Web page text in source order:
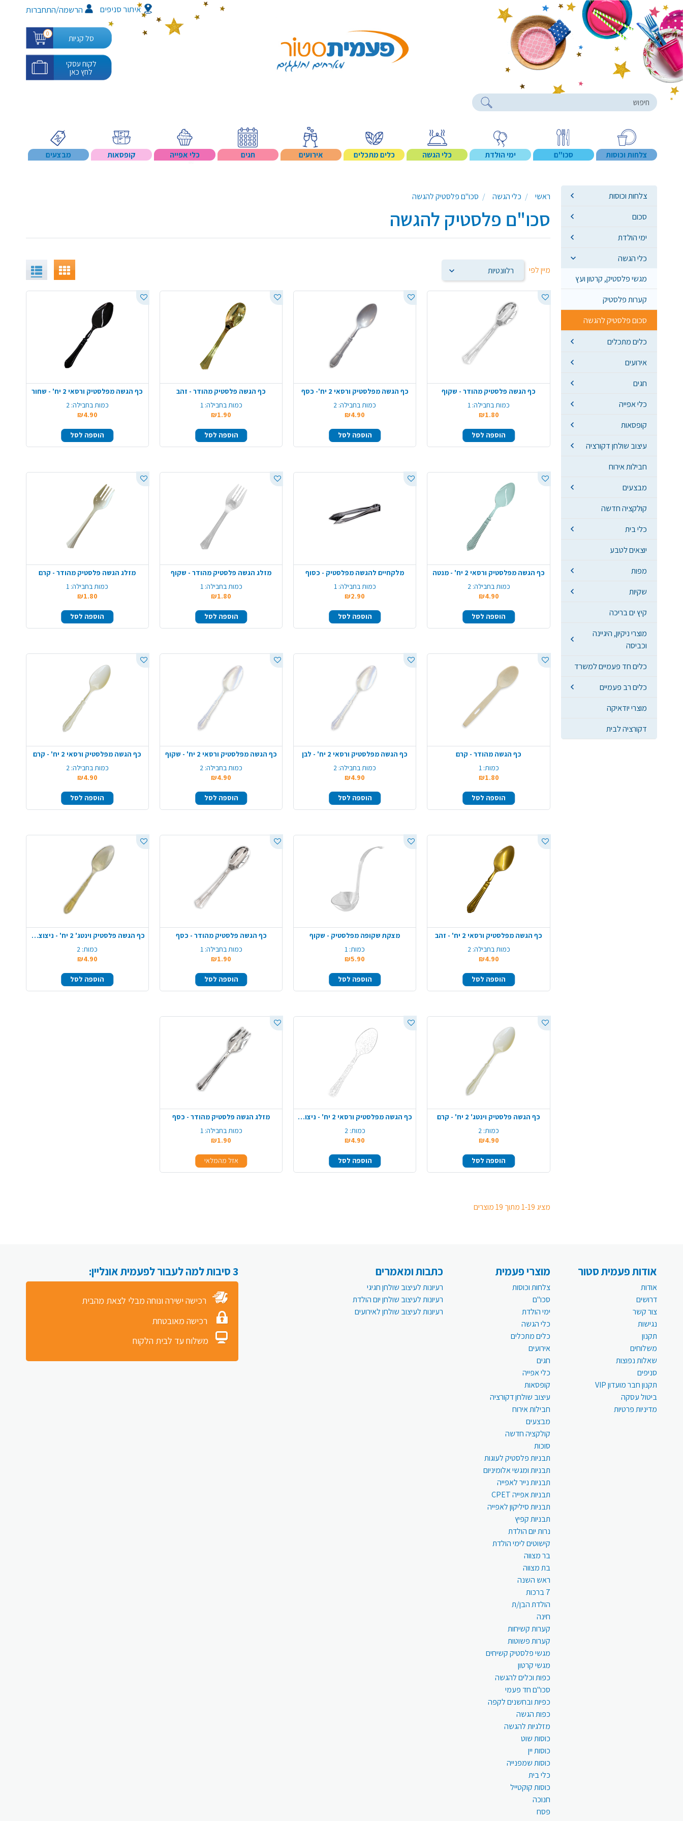
איתור סניפים הרשמה/התחברות
סל קניות 0
לקוח עסקי
לחץ כאן
Search products
צלחות וכוסות סכו"ם ימי הולדת כלי הגשה כלים מתכלים אירועים חגים כלי אפייה קופסאות מבצעים
צלחות וכוסות
סכום
ימי הולדת
כלי הגשה
מגשי פלסטיק, קרטון ועץ
קערות פלסטיק
סכום פלסטיק להגשה
כלים מתכלים
אירועים
חגים
כלי אפייה
קופסאות
עיצוב שולחן דקורציה
חבילות אירוח
מבצעים
קולקציה חדשה
כלי בית
יוצאים לטבע
מפות
שקיות
קיץ ים בריכה
מוצרי ניקיון, היגיינה
וכביסה
כלים חד פעמיים למשרד
כלים רב פעמיים
מוצרי יודאיקה
דקורציה לבית
ראשי כלי הגשה סכו"ם פלסטיק להגשה
סכו"ם פלסטיק להגשה
מיין לפי
כף הגשה פלסטיק מהודר - שקוף
כמות בחבילה: 1
₪1.80
הוספה לסל
כף הגשה מפלסטיק ורסאי 2 יח'- כסף
כמות בחבילה: 2
₪4.90
הוספה לסל
כף הגשה פלסטיק מהודר - זהב
כמות בחבילה: 1
₪1.90
הוספה לסל
כף הגשה מפלסטיק ורסאי 2 יח' - שחור
כמות בחבילה: 2
₪4.90
הוספה לסל
כף הגשה מפלסטיק ורסאי 2 יח' - מנטה
כמות בחבילה: 2
₪4.90
הוספה לסל
מלקחיים להגשה מפלסטיק - כסוף
כמות בחבילה: 1
₪2.90
הוספה לסל
מזלג הגשה פלסטיק מהודר - שקוף
כמות בחבילה: 1
₪1.80
הוספה לסל
מזלג הגשה פלסטיק מהודר - קרם
כמות בחבילה: 1
₪1.80
הוספה לסל
כף הגשה מהודר - קרם
כמות: 1
₪1.80
הוספה לסל
כף הגשה מפלסטיק ורסאי 2 יח' - לבן
כמות בחבילה: 2
₪4.90
הוספה לסל
כף הגשה מפלסטיק ורסאי 2 יח' - שקוף
כמות בחבילה: 2
₪4.90
הוספה לסל
כף הגשה מפלסטיק ורסאי 2 יח' - קרם
כמות בחבילה: 2
₪4.90
הוספה לסל
כף הגשה מפלסטיק ורסאי 2 יח' - זהב
כמות בחבילה: 2
₪4.90
הוספה לסל
מצקת שקופה מפלסטיק - שקוף
כמות: 1
₪5.90
הוספה לסל
כף הגשה פלסטיק מהודר - כסף
כמות בחבילה: 1
₪1.90
הוספה לסל
כף הגשה פלסטיק וינטג' 2 יח' - ניצוצות זהב
כמות: 2
₪4.90
הוספה לסל
כף הגשה פלסטיק וינטג' 2 יח' - קרם
כמות: 2
₪4.90
הוספה לסל
כף הגשה מפלסטיק ורסאי 2 יח' - ניצוצות כסף
כמות: 2
₪4.90
הוספה לסל
מזלג הגשה פלסטיק מהודר - כסף
כמות בחבילה: 1
₪1.90
אזל מהמלאי
מציג 1-19 מתוך 19 מוצרים
אודות פעמית סטור
אודות
דרושים
צור קשר
נגישות
תקנון
משלוחים
שאלות נפוצות
סניפים
תקנון חבר מועדון VIP
ביטול עסקה
מדיניות פרטיות
מוצרי פעמית
צלחות וכוסות
סכו"ם
ימי הולדת
כלי הגשה
כלים מתכלים
אירועים
חגים
כלי אפייה
קופסאות
עיצוב שולחן דקורציה
חבילות אירוח
מבצעים
קולקציה חדשה
סוכות
תבניות פלסטיק לעוגות
תבניות ומגשי אלומיניום
תבניות נייר לאפייה
תבניות אפייה CPET
תבניות סיליקון לאפייה
תבניות קפיץ
נרות יום הולדת
קישוטים לימי הולדת
בר מצווה
בת מצווה
ראש השנה
7 ברכות
הולדת הבן/ת
חינה
קערות קשיחות
קערות פשוטות
מגשי פלסטיק קשיחים
מגשי קרטון
כפות וכלים להגשה
סכו"ם חד פעמי
כפיות ובחשנים לקפה
כפות הגשה
מזלגיות להגשה
כוסות שוט
כוסות יין
כוסות שמפנייה
כלי בית
כוסות קוקטייל
חנוכה
פסח
כתבות ומאמרים
רעיונות לעיצוב שולחן חגיגי
רעיונות לעיצוב שולחן יום הולדת
רעיונות לעיצוב שולחן לאירועים
3 סיבות למה לעבור לפעמית אונליין:
רכישה ישירה ונוחה מבלי לצאת מהבית
רכישה מאובטחת
משלוח עד לבית הלקוח